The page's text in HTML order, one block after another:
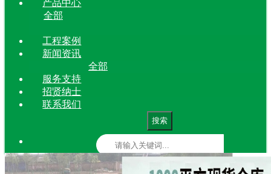
产品中心
全部
工程案例
新闻资讯
全部
服务支持
招贤纳士
联系我们
搜索